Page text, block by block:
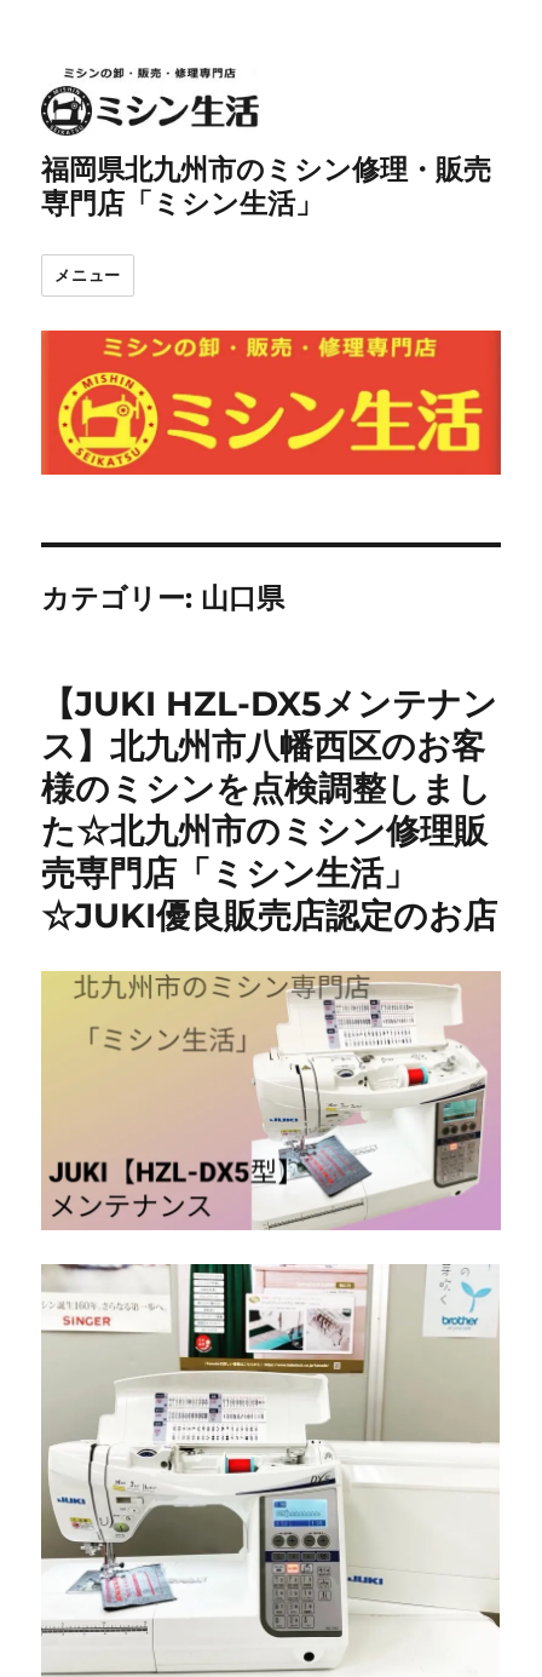
福岡県北九州市のミシン修理・販売
専門店「ミシン生活」
メニュー
カテゴリー: 山口県
【JUKI HZL-DX5メンテナン
ス】北九州市八幡西区のお客
様のミシンを点検調整しまし
た☆北九州市のミシン修理販
売専門店「ミシン生活」
☆JUKI優良販売店認定のお店